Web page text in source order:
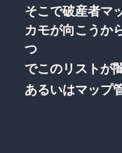
そこで破産者マ
カモが向こうか
つ
でこのリストが
あるいはマップ